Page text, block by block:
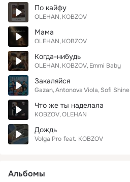
По кайфу
OLEHAN KOBZOV
Мама
OLEHAN KOBZOV
Когда-нибудь
OLEHAN KOBZOV Emmi Baby
Закаляйся
Gazan Antonova Viola Sofi Shine
Что же ты наделала
KOBZOV OLEHAN
Дождь
Volga Pro feat. KOBZOV
Альбомы